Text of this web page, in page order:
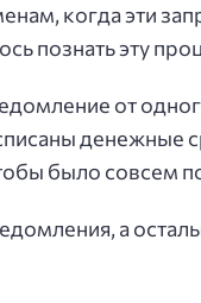
когда эти
познать эту
от
было совсем
а